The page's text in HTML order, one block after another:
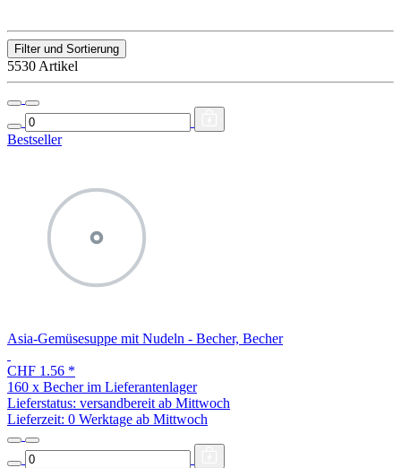
Filter und Sortierung
5530 Artikel
Bestseller
Asia-Gemüsesuppe mit Nudeln - Becher, Becher
CHF 1.56 *
160 x Becher im Lieferantenlager
Lieferstatus: versandbereit ab Mittwoch
Lieferzeit: 0 Werktage ab Mittwoch